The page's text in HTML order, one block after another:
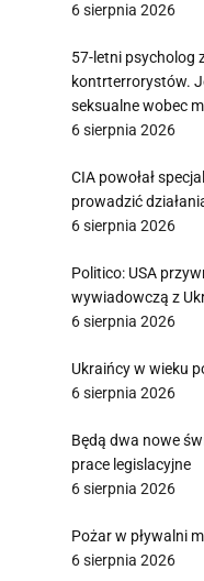
6 sierpnia 2026
57-letni psycholog
kontrterrorystów.
seksualne wobec
6 sierpnia 2026
CIA powołał
prowadzić
6 sierpnia 2026
Politico: USA
wywiadowczą z
6 sierpnia 2026
Ukraińcy w wieku
6 sierpnia 2026
Będą dwa nowe
prace legislacyjne
6 sierpnia 2026
Pożar w pływalni
6 sierpnia 2026